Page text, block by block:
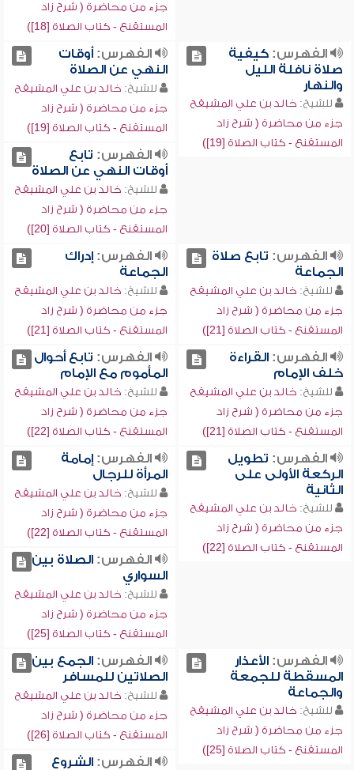
جزء من محاضرة ( شرح زاد
المستقنع - كتاب الصلاة [18])
الفهرس:كيفية
صلاة نافلة الليل
والنهار
للشيخ: خالد بن علي المشيقح
جزء من محاضرة ( شرح زاد
المستقنع - كتاب الصلاة [19])
الفهرس:أوقات
النهي عن الصلاة
للشيخ: خالد بن علي المشيقح
جزء من محاضرة ( شرح زاد
المستقنع - كتاب الصلاة [19])
الفهرس: تابع
أوقات النهي عن الصلاة
للشيخ: خالد بن علي المشيقح
جزء من محاضرة ( شرح زاد
المستقنع - كتاب الصلاة [20])
الفهرس: تابع صلاة
الجماعة
للشيخ: خالد بن علي المشيقح
جزء من محاضرة ( شرح زاد
المستقنع - كتاب الصلاة [21])
الفهرس:إدراك
الجماعة
للشيخ: خالد بن علي المشيقح
جزء من محاضرة ( شرح زاد
المستقنع - كتاب الصلاة [21])
الفهرس:القراءة
خلف الإمام
للشيخ: خالد بن علي المشيقح
جزء من محاضرة ( شرح زاد
المستقنع - كتاب الصلاة [21])
الفهرس: تابع أحوال
المأموم مع الإمام
للشيخ: خالد بن علي المشيقح
جزء من محاضرة ( شرح زاد
المستقنع - كتاب الصلاة [22])
الفهرس: تطويل
الركعة الأولى على
الثانية
للشيخ: خالد بن علي المشيقح
جزء من محاضرة ( شرح زاد
المستقنع - كتاب الصلاة [22])
الفهرس:إمامة
المرأة للرجال
للشيخ: خالد بن علي المشيقح
جزء من محاضرة ( شرح زاد
المستقنع - كتاب الصلاة [22])
الفهرس:الصلاة بين
السواري
للشيخ: خالد بن علي المشيقح
جزء من محاضرة ( شرح زاد
المستقنع - كتاب الصلاة [25])
الفهرس:الأعذار
المسقطة للجمعة
والجماعة
للشيخ: خالد بن علي المشيقح
جزء من محاضرة ( شرح زاد
المستقنع - كتاب الصلاة [25])
الفهرس:الجمع بين
الصلاتين للمسافر
للشيخ: خالد بن علي المشيقح
جزء من محاضرة ( شرح زاد
المستقنع - كتاب الصلاة [26])
الفهرس:الشروع